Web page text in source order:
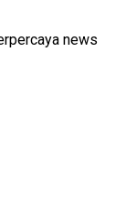
news